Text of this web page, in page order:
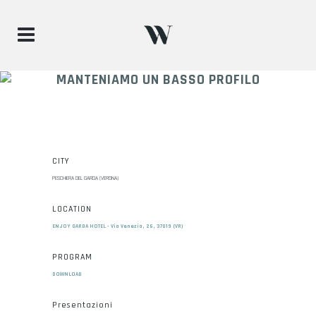
MANTENIAMO UN BASSO PROFILO
CITY
PESCHIERA DEL GARDA (VERONA)
LOCATION
ENJOY GARDA HOTEL - Via Venezia, 26, 37019 (VR)
PROGRAM
DOWNLOAD
Presentazioni